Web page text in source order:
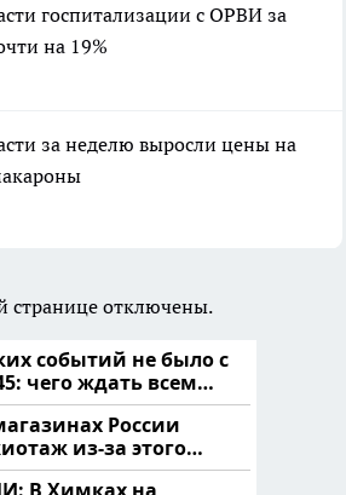
госпитализации с ОРВИ за
на 19%
за неделю выросли цены на
странице отключены.
событий не было с
чего ждать всем
России
из-за этого
что купить?